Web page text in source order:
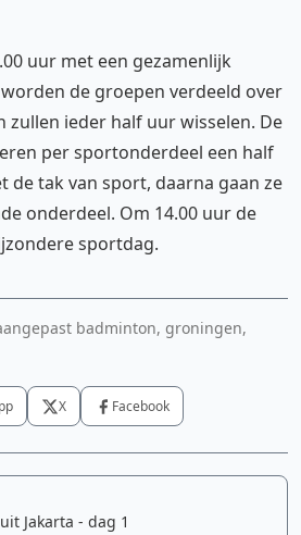
uur met een gezamenlijk
de groepen verdeeld over
zullen ieder half uur wisselen. De
per sportonderdeel een half
de tak van sport, daarna gaan ze
onderdeel. Om 14.00 uur de
sportdag.
badminton, groningen,
X Facebook
Jakarta - dag 1